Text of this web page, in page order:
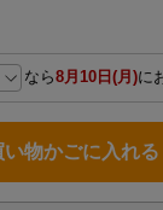
なら8月10日(月)に
い物かごに入れる